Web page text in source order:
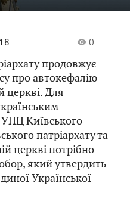
0
продовжує
про автокефалію
церкві. Для
Київського
патріархату та
церкві потрібно
який утвердить
Української